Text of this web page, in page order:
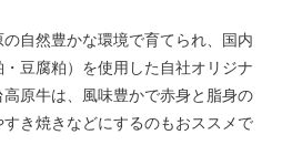
自然豊かな環境で育てられ、国内
豆腐粕）を使用した自社オリジナ
原牛は、風味豊かで赤身と脂身の
き焼きなどにするのもおススメで